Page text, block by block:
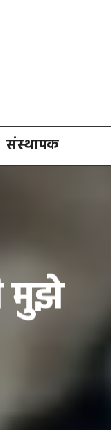
संस्थापक
मुझे